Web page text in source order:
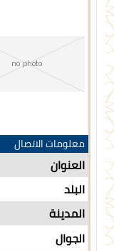
معلومات الاتصال
العنوان
البلد
المدينة
الجوال